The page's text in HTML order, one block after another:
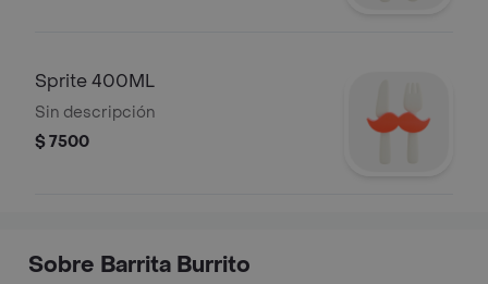
Sprite 400ML
Sin descripción
$ 7500
Sobre Barrita Burrito